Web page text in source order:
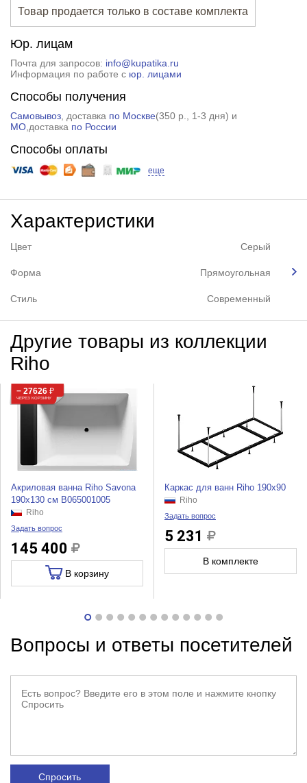
Товар продается только в составе комплекта
Юр. лицам
Почта для запросов: info@kupatika.ru
Информация по работе с юр. лицами
Способы получения
Самовывоз, доставка по Москве(350 р.
, 1-3 дня) и
МО,доставка по России
Способы оплаты
еще
Характеристики
Цвет Серый
Форма Прямоугольная
Стиль Современный
Другие товары из коллекции
Riho
− 27626 ₽
ЧЕРЕЗ КОРЗИНУ
Акриловая ванна Riho Savona
190x130 см B065001005
Riho
Задать вопрос
145 400
В корзину
Каркас для ванн Riho 190x90
Riho
Задать вопрос
5 231
В комплекте
Вопросы и ответы посетителей
Спросить